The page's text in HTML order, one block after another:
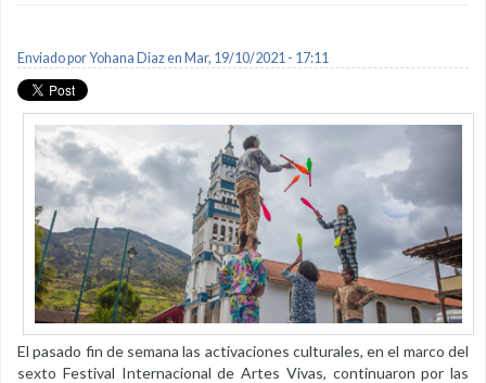
Enviado porYohana Diazen Mar, 19/10/2021 - 17:11
El pasado fin de semana las activaciones culturales, en el marco del
sexto Festival Internacional de Artes Vivas, continuaron por las